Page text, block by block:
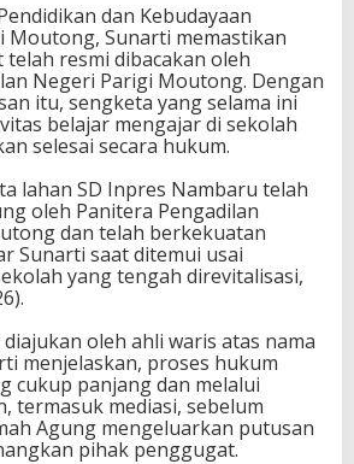
t
i
R
u
g
i
R
5
0
0
J
u
dan Kebudayaan
Moutong, Sunarti memastikan
resmi dibacakan oleh
Negeri Parigi Moutong. Dengan
itu, sengketa yang selama ini
belajar mengajar di sekolah
selesai secara hukum.
lahan SD Inpres Nambaru telah
oleh Panitera Pengadilan
dan telah berkekuatan
Sunarti saat ditemui usai
yang tengah direvitalisasi,
oleh ahli waris atas nama
menjelaskan, proses hukum
cukup panjang dan melalui
termasuk mediasi, sebelum
Agung mengeluarkan putusan
pihak penggugat.